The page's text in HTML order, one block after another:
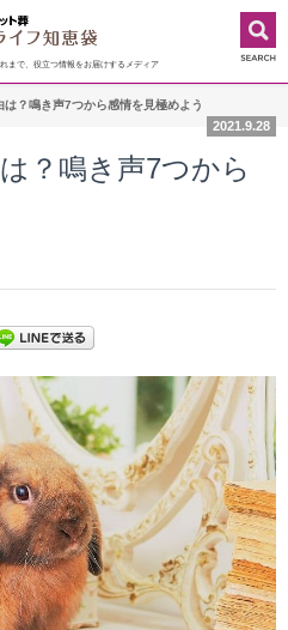
まで、役立つ情報をお届けするメディア
は？鳴き声7つから感情を見極めよう
？鳴き声7つから
2021.9.28